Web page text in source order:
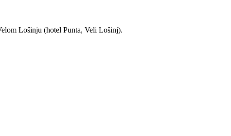
Lošinju (hotel Punta, Veli Lošinj).